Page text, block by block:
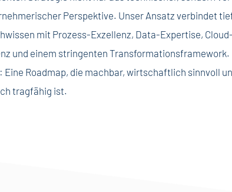
Perspektive. Unser Ansatz verbindet
mit Prozess-Exzellenz, Data-Expertise,
und einem stringenten Transformationsframework.
Eine Roadmap, die machbar, wirtschaftlich sinnvoll
tragfähig ist.